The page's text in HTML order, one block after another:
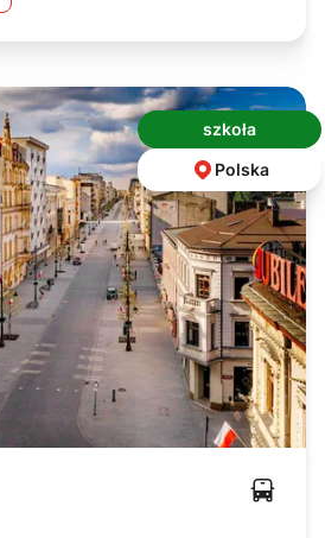
szkoła
Polska